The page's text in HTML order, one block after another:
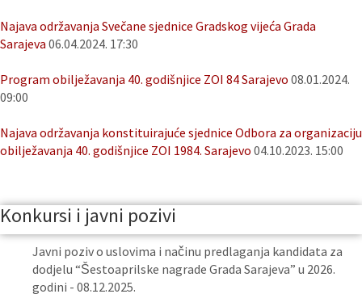
Najava održavanja Svečane sjednice Gradskog vijeća Grada
Sarajeva 06.04.2024. 17:30
Program obilježavanja 40. godišnjice ZOI 84 Sarajevo 08.01.2024.
09:00
Najava održavanja konstituirajuće sjednice Odbora za organizaciju
obilježavanja 40. godišnjice ZOI 1984. Sarajevo 04.10.2023. 15:00
Konkursi i javni pozivi
Javni poziv o uslovima i načinu predlaganja kandidata za
dodjelu “Šestoaprilske nagrade Grada Sarajeva” u 2026.
godini - 08.12.2025.